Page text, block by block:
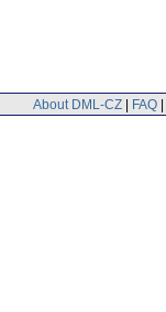
About DML-CZ | FAQ |